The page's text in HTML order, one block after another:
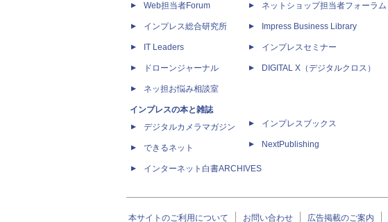
Web担当者Forum
インプレス総合研究所
IT Leaders
ドローンジャーナル
ネッ担お悩み相談室
インプレスの本と雑誌
デジタルカメラマガジン
できるネット
インターネット白書ARCHIVES
ネットショップ担当者フォーラム
Impress Business Library
インプレスセミナー
DIGITAL X（デジタルクロス）
インプレスブックス
NextPublishing
本サイトのご利用について お問い合わせ 広告掲載のご案内